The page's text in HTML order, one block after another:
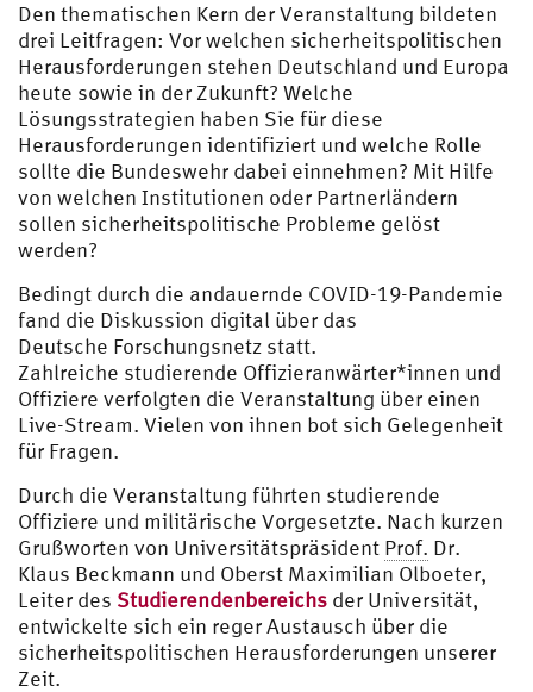
Den thematischen Kern der Veranstaltung bildeten
drei Leitfragen: Vor welchen sicherheitspolitischen
Herausforderungen stehen Deutschland und Europa
heute sowie in der Zukunft? Welche
Lösungsstrategien haben Sie für diese
Herausforderungen identifiziert und welche Rolle
sollte die Bundeswehr dabei einnehmen? Mit Hilfe
von welchen Institutionen oder Partnerländern
sollen sicherheitspolitische Probleme gelöst
werden?
Bedingt durch die andauernde COVID-19-Pandemie
fand die Diskussion digital über das
Deutsche Forschungsnetz statt.
Zahlreiche studierende Offizieranwärter*innen und
Offiziere verfolgten die Veranstaltung über einen
Live-Stream. Vielen von ihnen bot sich Gelegenheit
für Fragen.
Durch die Veranstaltung führten studierende
Offiziere und militärische Vorgesetzte. Nach kurzen
Grußworten von Universitätspräsident Prof. Dr.
Klaus Beckmann und Oberst Maximilian Olboeter,
Leiter des Studierendenbereichs der Universität,
entwickelte sich ein reger Austausch über die
sicherheitspolitischen Herausforderungen unserer
Zeit.